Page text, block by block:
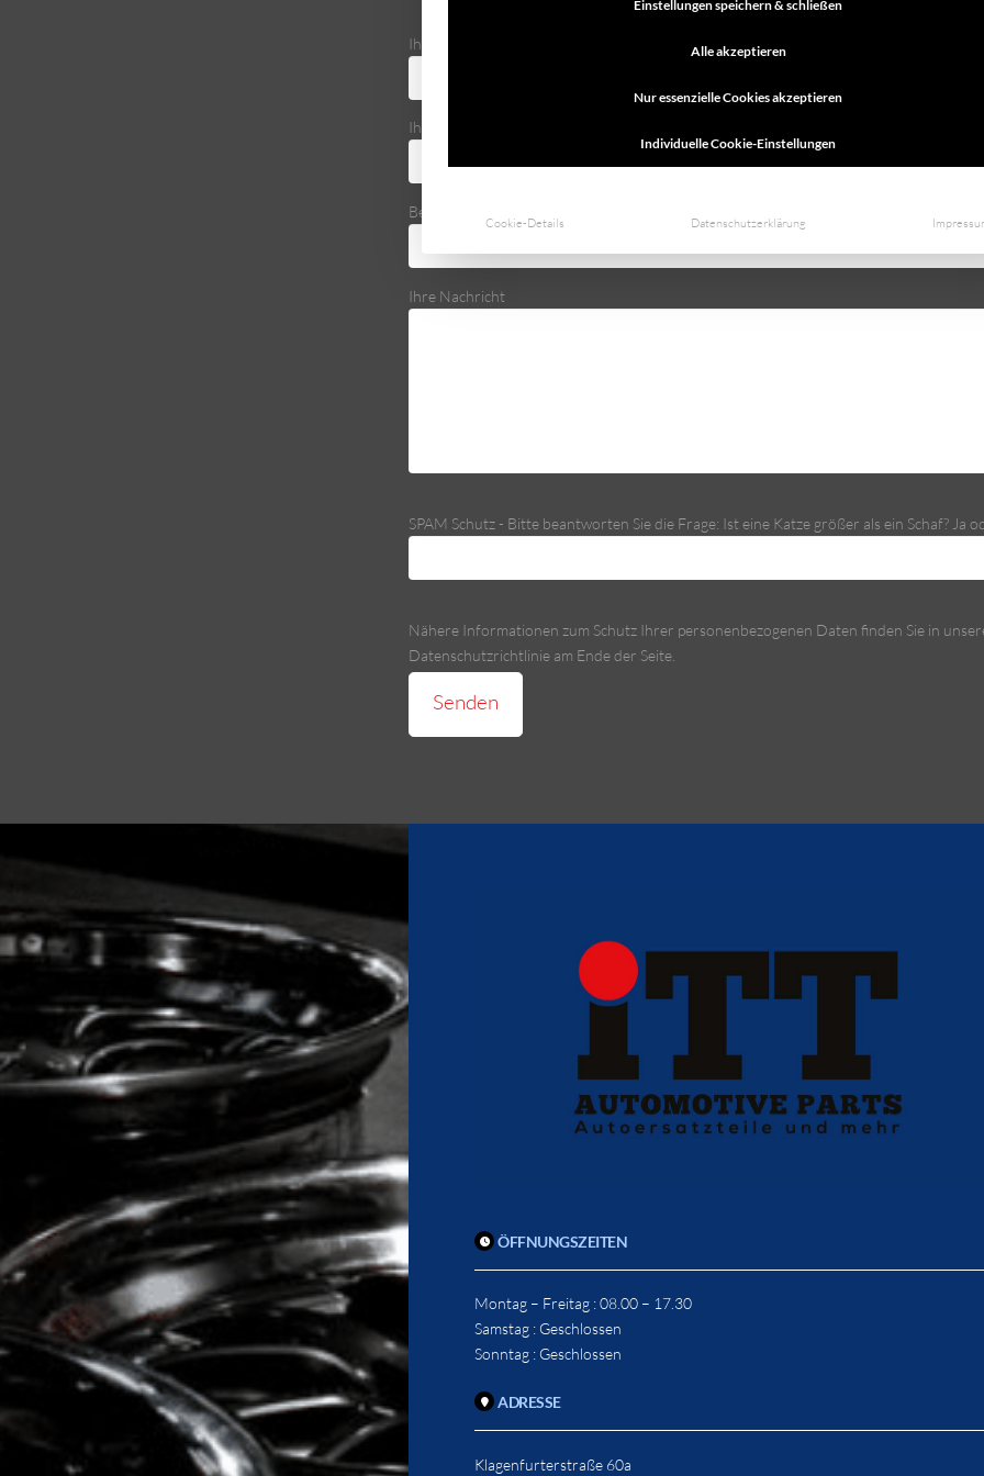
Ihr Name (Pflichtfeld)
Ihre E-Mail-Adresse (Pflichtfeld)
Betreff
Ihre Nachricht
SPAM Schutz - Bitte beantworten Sie die Frage: Ist eine Katze größer als ein Schaf? Ja
Nähere Informationen zum Schutz Ihrer personenbezogenen Daten finden Sie in
Datenschutzrichtlinie am Ende der Seite.
ÖFFNUNGSZEITEN
Montag – Freitag : 08.00 – 17.30
Samstag : Geschlossen
Sonntag : Geschlossen
ADRESSE
Klagenfurterstraße 60a
Einstellungen speichern & schließen
Alle akzeptieren
Nur essenzielle Cookies akzeptieren
Individuelle Cookie-Einstellungen
Cookie-Details Datenschutzerklärung